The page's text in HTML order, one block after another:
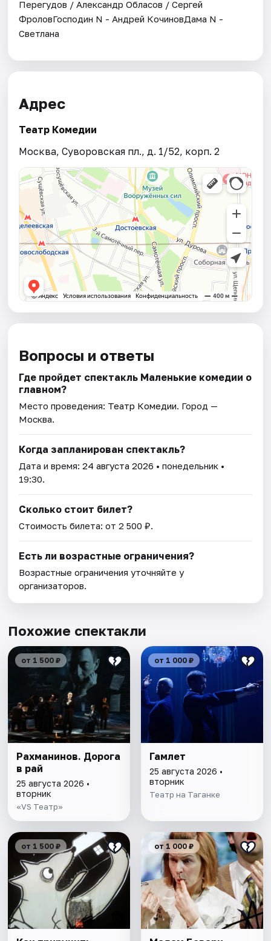
Перегудов / Александр Обласов / Сергей
ФроловГосподин N - Андрей КочиновДама N -
Светлана
Адрес
Театр Комедии
Москва, Суворовская пл., д. 1/52, корп. 2
Вопросы и ответы
Где пройдет спектакль Маленькие комедии о
главном?
Место проведения: Театр Комедии. Город —
Москва.
Когда запланирован спектакль?
Дата и время:24 августа 2026 • понедельник •
19:30.
Сколько стоит билет?
Стоимость билета: от 2 500 ₽.
Есть ли возрастные ограничения?
Возрастные ограничения уточняйте у
организаторов.
Похожие спектакли
от 1 500 ₽
Рахманинов. Дорога
в рай
25 августа 2026 •
вторник
«VS Театр»
от 1 000 ₽
Гамлет
25 августа 2026 •
вторник
Театр на Таганке
от 1 500 ₽ от 1 000 ₽